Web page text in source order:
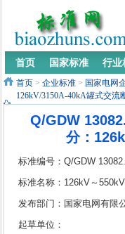
首页 国家标准 行业
首页 > 企业标准 > 国家电网
126kV/3150A-40kA罐式交流
Q/GDW
分：
标准编号：Q/GDW
标准名称：126kV～
准 第9部分：126kV/
路器专用技术规范
发布部门：国家电网有限
起草单位：